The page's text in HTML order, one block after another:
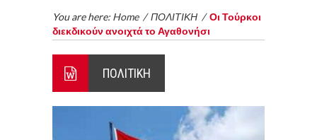
You are here: Home /ΠΟΛΙΤΙΚΗ /Οι Τούρκοι
διεκδικούν ανοιχτά το Αγαθονήσι
ΠΟΛΙΤΙΚΗ